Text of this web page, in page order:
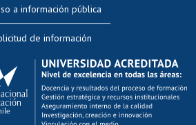
Evaluación docente
académica
al AUCAI
Funcionarias/os
a información pública
de información